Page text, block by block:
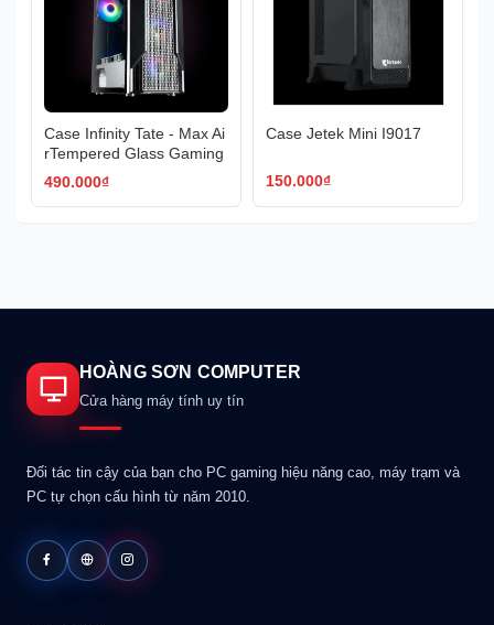
Case Infinity Tate - Max Ai
rTempered Glass Gaming
490.000₫
Case Jetek Mini I9017
150.000₫
HOÀNG SƠN COMPUTER
Cửa hàng máy tính uy tín
Đối tác tin cậy của bạn cho PC gaming hiệu năng cao, máy trạm và
PC tự chọn cấu hình từ năm 2010.